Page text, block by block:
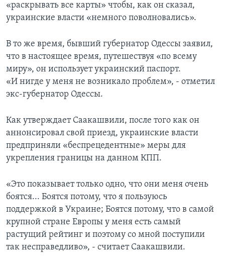
«раскрывать все карты» чтобы, как он сказал,
украинские власти «немного поволновались».
В то же время, бывший губернатор Одессы заявил,
что в настоящее время, путешествуя «по всему
миру», он использует украинский паспорт.
«И нигде у меня не возникало проблем», - отметил
экс-губернатор Одессы.
Как утверждает Саакашвили, после того как он
аннонсировал свой приезд, украинские власти
предприняли «беспрецедентные» меры для
укрепления границы на данном КПП.
«Это показывает только одно, что они меня очень
боятся... Боятся потому, что я пользуюсь
поддержкой в Украине; Боятся потому, что в самой
крупной стране Европы у меня есть самый
растущий рейтинг и поэтому со мной поступили
так несправедливо», - считает Саакашвили.